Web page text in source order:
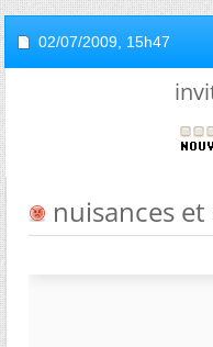
02/07/2009, 15h47
nuisances